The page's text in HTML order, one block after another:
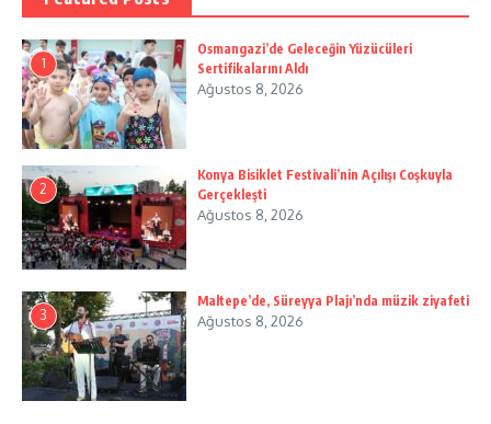
1
Osmangazi’de Geleceğin Yüzücüleri
Sertifikalarını Aldı
Ağustos 8, 2026
2
Konya Bisiklet Festivali’nin Açılışı Coşkuyla
Gerçekleşti
Ağustos 8, 2026
3
Maltepe’de, Süreyya Plajı’nda müzik ziyafeti
Ağustos 8, 2026